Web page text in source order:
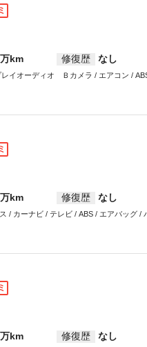
km 修復歴 なし
オーディオ Ｂカメラ / エアコン /
km 修復歴 なし
/ カーナビ / テレビ / ABS / エアバッグ /
km 修復歴 なし